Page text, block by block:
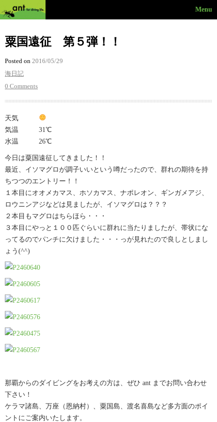
Menu
粟国遠征 第５弾！！
Posted on 2016/05/29
海日記
0 Comments
天気
気温 31℃
水温 26℃
今日は粟国遠征してきました！！
最近、イソマグロが調子いいという噂だったので、群れの期待を持
ちつつのエントリー！！
１本目にオオメカマス、ホソカマス、ナポレオン、ギンガメアジ、
ロウニンアジなどは見ましたが、イソマグロは？？？
２本目もマグロはちらほら・・・
３本目にやっと１００匹ぐらいに群れに当たりましたが、帯状にな
ってるのでパンチに欠けました・・・っが見れたので良しとしまし
ょう(^^)
那覇からのダイビングをお考えの方は、ぜひ ant までお問い合わせ
下さい！
ケラマ諸島、万座（恩納村）、粟国島、渡名喜島など多方面のポイ
ントにご案内いたします。